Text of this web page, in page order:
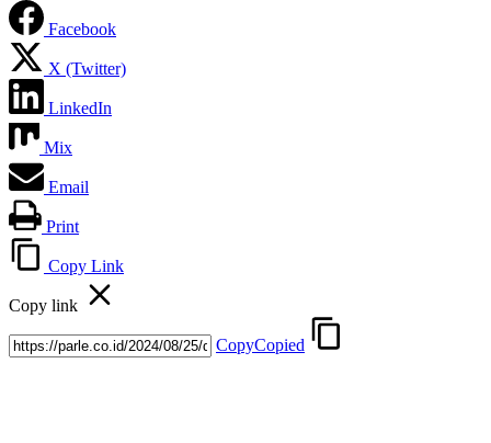
Facebook
X (Twitter)
LinkedIn
Mix
Email
Print
Copy Link
Copy link
CopyCopied